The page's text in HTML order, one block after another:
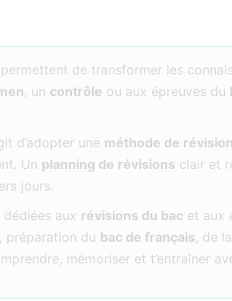
de transformer les
, un contrôle ou aux épreuves du
d’adopter une méthode de révision
Un planning de révisions clair et
jours.
aux révisions du bac et aux
préparation du bac de français, de la
mémoriser et t’entraîner